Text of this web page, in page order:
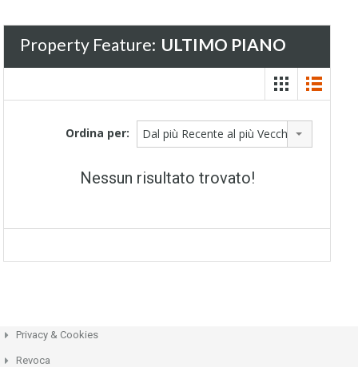
Property Feature: ULTIMO PIANO
Ordina per: Dal più Recente al più Vecchio
Nessun risultato trovato!
Privacy & Cookies
Revoca